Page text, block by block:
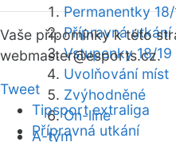
Permanentky
Přípravná utkání
Vstupenky 18/19
Uvolňování míst
Zvýhodněné
On-line
A-tým
Vaše připomínky k této
webmaster@esports.cz.
Tweet
Tipsport extraliga
Přípravná utkání